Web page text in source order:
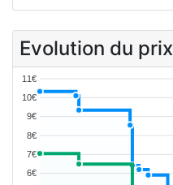
Evolution du prix
11€
10€
9€
8€
7€
6€